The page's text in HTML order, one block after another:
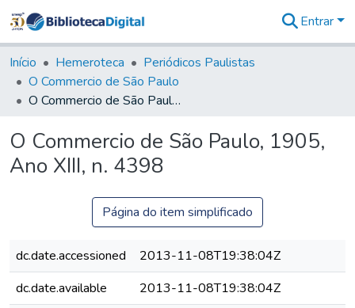
&
Coleções
Tudo na
Biblioteca
Estatísticas
Entrar
Início Hemeroteca
Periódicos Paulistas
O Commercio de São Paulo
O Commercio de São Paulo, 1905, Ano XIII, n. 4398
O Commercio de São Paulo, 1905,
Ano XIII, n. 4398
Página do item simplificado
dc.date.accessioned
2013-11-08T19:38:04Z
dc.date.available
2013-11-08T19:38:04Z